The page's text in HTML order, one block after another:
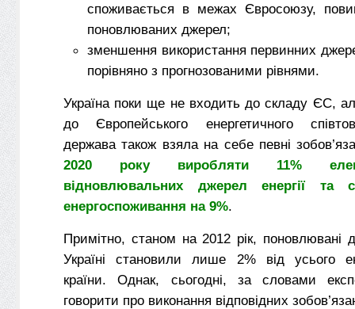
споживається в межах Євросоюзу,
поновлюваних джерел;
зменшення використання первинних
порівняно з прогнозованими рівнями.
Україна поки ще не входить до складу ЄС,
до Європейського енергетичного
держава також взяла на себе певні
2020 року виробляти 11%
відновлювальних джерел енергії та
енергоспоживання на 9%.
Примітно, станом на 2012 рік, поновлювані
Україні становили лише 2% від усього
країни. Однак, сьогодні, за словами
говорити про виконання відповідних